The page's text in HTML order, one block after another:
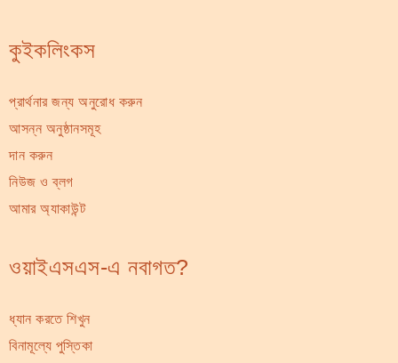
কুইকলিংকস
প্রার্থনার জন্য অনুরোধ করুন
আসন্ন অনুষ্ঠানসমূহ
দান করুন
নিউজ ও ব্লগ
আমার অ্যাকাউন্ট
ওয়াইএসএস-এ নবাগত?
ধ্যান করতে শিখুন
বিনামূল্যে পুস্তিকা